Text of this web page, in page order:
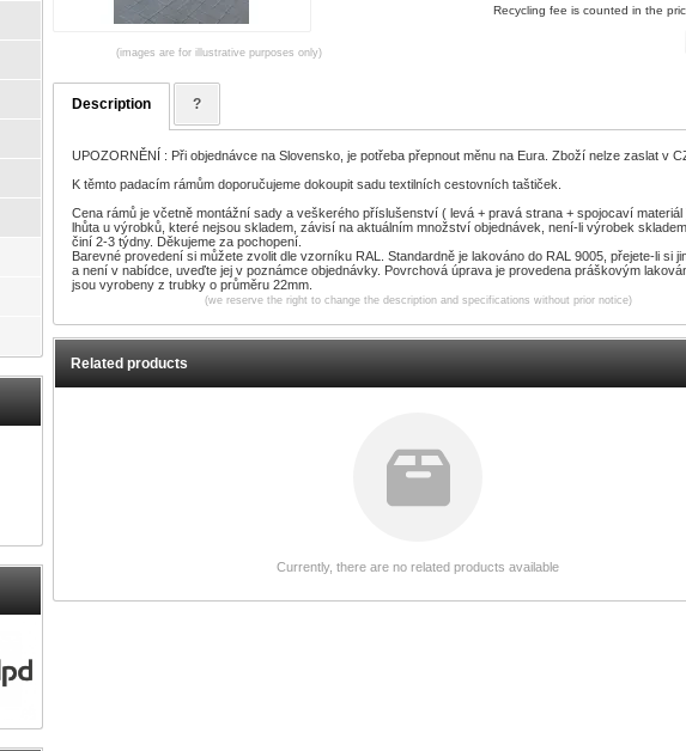
(images are for illustrative purposes only)
Recycling fee is counted in the
Description ?
UPOZORNĚNÍ : Při objednávce na Slovensko, je potřeba přepnout měnu na Eura. Zboží nelze zaslat v
K těmto padacím rámům doporučujeme dokoupit sadu textilních cestovních taštiček.
Cena rámů je včetně montážní sady a veškerého příslušenství ( levá + pravá strana + spojocaví materiál
lhůta u výrobků, které nejsou skladem, závisí na aktuálním množství objednávek, není-li výrobek
činí 2-3 týdny. Děkujeme za pochopení.
Barevné provedení si můžete zvolit dle vzorníku RAL. Standardně je lakováno do RAL 9005, přejete-li si
a není v nabídce, uveďte jej v poznámce objednávky. Povrchová úprava je provedena práškovým
jsou vyrobeny z trubky o průměru 22mm.
(we reserve the right to change the description and specifications without prior notice)
Related products
Currently, there are no related products available